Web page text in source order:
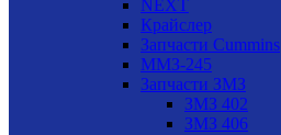
NEXT
Крайслер
Запчасти Cummins
ММЗ-245
Запчасти ЗМЗ
ЗМЗ 402
ЗМЗ 406